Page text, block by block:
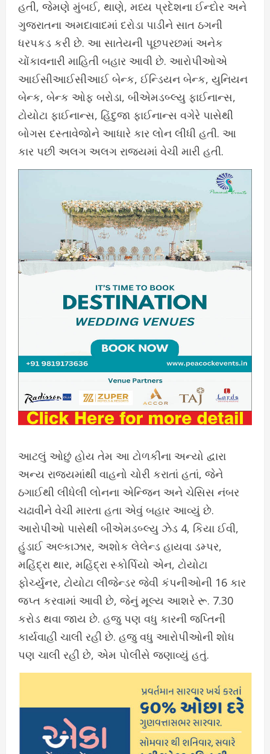
હતી, જેમણે મુંબઈ, થાણે, મધ્ય પ્રદેશના ઈન્દોર અને
ગુજરાતના અમદાવાદમાં દરોડા પાડીને સાત ઠગની
ધરપકડ કરી છે. આ સાતેયની પૂછપરછમાં અનેક
ચોંકાવનારી માહિતી બહાર આવી છે. આરોપીઓએ
આઈસીઆઈસીઆઈ બેન્ક, ઈન્ડિયન બેન્ક, યુનિયન
બેન્ક, બેન્ક ઓફ બરોડા, બીએમડબ્લ્યુ ફાઈનાન્સ,
ટોયોટા ફાઈનાન્સ, હિંદુજા ફાઈનાન્સ વગેરે પાસેથી
બોગસ દસ્તાવેજોને આધારે કાર લોન લીધી હતી. આ
કાર પછી અલગ અલગ રાજ્યમાં વેચી મારી હતી.
આટલું ઓછું હોય તેમ આ ટોળકીના અન્યો દ્વારા
અન્ય રાજ્યમાંથી વાહનો ચોરી કરાતાં હતાં, જેને
ઠગાઈથી લીધેલી લોનના એન્જિન અને ચેસિસ નંબર
ચઢાવીને વેચી મારતા હતા એવું બહાર આવ્યું છે.
આરોપીઓ પાસેથી બીએમડબ્લ્યુ ઝેડ 4, કિયા ઈવી,
હુંડાઈ અલ્કાઝાર, અશોક લેલેન્ડ હાયવા ડમ્પર,
મહિંદ્રા થાર, મહિંદ્રા સ્કોર્પિયો એન, ટોયોટા
ફોર્ચ્યુનર, ટોયોટા લીજેન્ડર જેવી કંપનીઓની 16 કાર
જપ્ત કરવામાં આવી છે, જેનું મૂલ્ય આશરે રૂ. 7.30
કરોડ થવા જાય છે. હજુ પણ વધુ કારની જપ્તિની
કાર્યવાહી ચાલી રહી છે. હજુ વધુ આરોપીઓની શોધ
પણ ચાલી રહી છે, એમ પોલીસે જણાવ્યું હતું.